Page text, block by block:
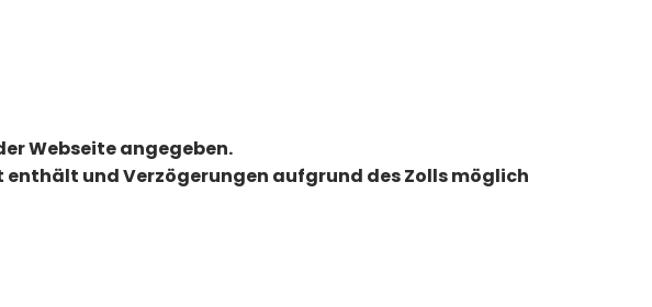
Webseite angegeben.
und Verzögerungen aufgrund des Zolls möglich